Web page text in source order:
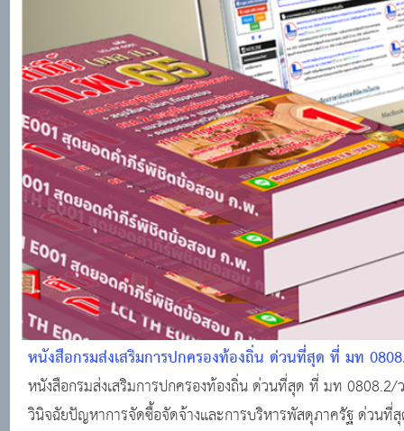
หนังสือกรมส่งเสริมการปกครองท้องถิ่น ด่วนที่สุด ที่ มท
หนังสือกรมส่งเสริมการปกครองท้องถิ่น ด่วนที่สุด ที่ มท
วินิจฉัยปัญหาการจัดซื้อจัดจ้างและการบริหารพัสดุภาครัฐ ด่วน